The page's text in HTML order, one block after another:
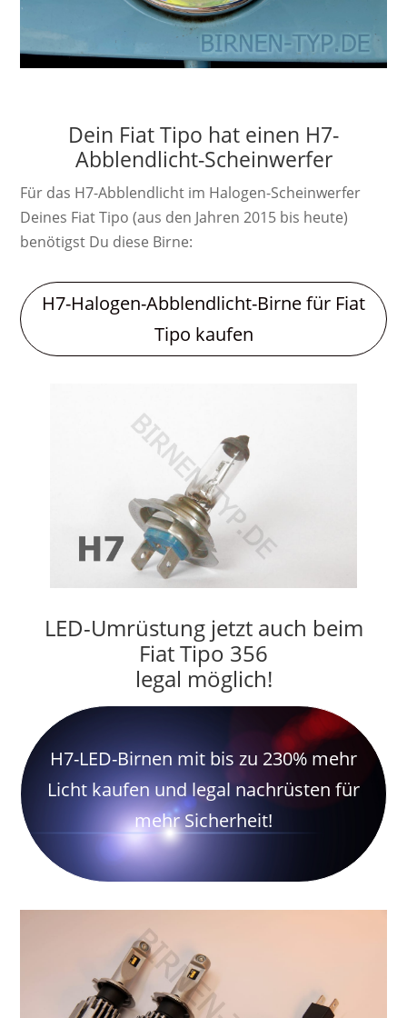
Dein Fiat Tipo hat einen H7-
Abblendlicht-Scheinwerfer
Für das H7-Abblendlicht im Halogen-Scheinwerfer
Deines Fiat Tipo (aus den Jahren 2015 bis heute)
benötigst Du diese Birne:
H7-Halogen-Abblendlicht-Birne für Fiat
Tipo kaufen
LED-Umrüstung jetzt auch beim
Fiat Tipo 356
legal möglich!
H7-LED-Birnen mit bis zu 230% mehr
Licht kaufen und legal nachrüsten für
mehr Sicherheit!